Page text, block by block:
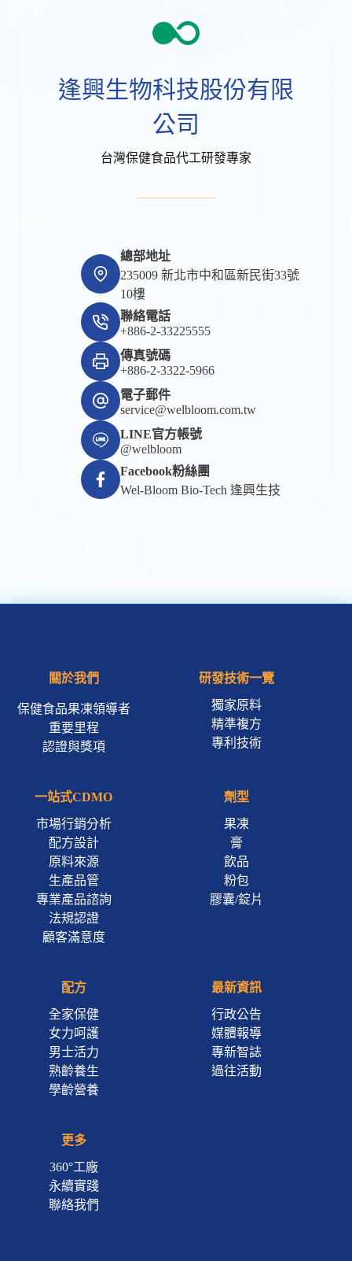
逢興生物科技股份有限
公司
台灣保健食品代工研發專家
總部地址
235009 新北市中和區新民街33號
10樓
聯絡電話
+886-2-33225555
傳真號碼
+886-2-3322-5966
電子郵件
service@welbloom.com.tw
LINE官方帳號
@welbloom
Facebook粉絲團
Wel-Bloom Bio-Tech 逢興生技
關於我們
保健食品果凍領導者
重要里程
認證與獎項
研發技術一覽
獨家原料
精準複方
專利技術
一站式CDMO
市場行銷分析
配方設計
原料來源
生產品管
專業產品諮詢
法規認證
顧客滿意度
劑型
果凍
膏
飲品
粉包
膠囊/錠片
配方
全家保健
女力呵護
男士活力
熟齡養生
學齡營養
最新資訊
行政公告
媒體報導
專新智誌
過往活動
更多
360°工廠
永續實踐
聯絡我們